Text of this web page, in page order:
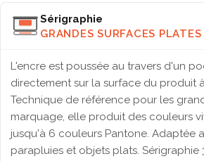
Sérigraphie
GRANDES SURFACES PLATES
L'encre est poussée au travers d'un
directement sur la surface du produit
Technique de référence pour les
marquage, elle produit des couleurs
jusqu'à 6 couleurs Pantone. Adaptée
parapluies et objets plats. Sérigraphie